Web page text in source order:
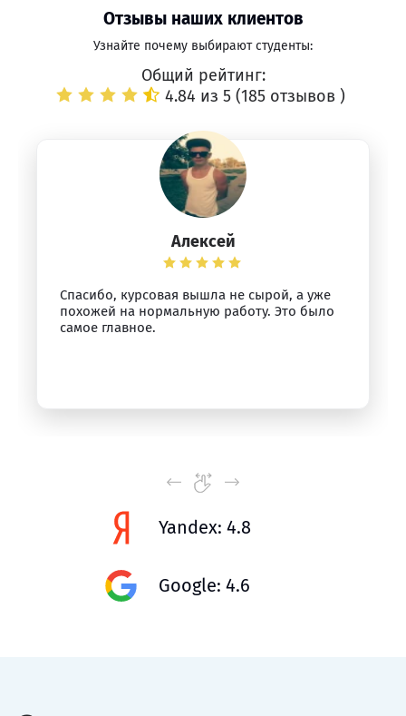
Отзывы наших клиентов
Узнайте почему выбирают студенты:
Общий рейтинг:
4.84 из 5 (185 отзывов )
Алексей
Спасибо, курсовая вышла не сырой, а уже
похожей на нормальную работу. Это было
самое главное.
Yandex: 4.8
Google: 4.6